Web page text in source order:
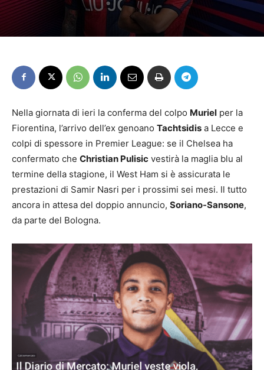
Nella giornata di ieri la conferma del colpo Muriel per la
Fiorentina, l’arrivo dell’ex genoano Tachtsidis a Lecce e
colpi di spessore in Premier League: se il Chelsea ha
confermato che Christian Pulisic vestirà la maglia blu al
termine della stagione, il West Ham si è assicurata le
prestazioni di Samir Nasri per i prossimi sei mesi. Il tutto
ancora in attesa del doppio annuncio, Soriano-Sansone,
da parte del Bologna.